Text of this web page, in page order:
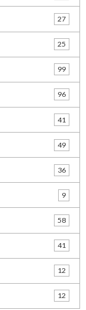
27
25
99
96
41
49
36
9
58
41
12
12